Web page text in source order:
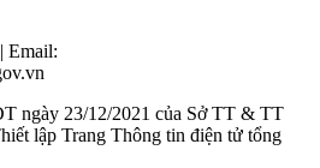
Email:
ngày 23/12/2021 của Sở TT & TT
lập Trang Thông tin điện tử tổng